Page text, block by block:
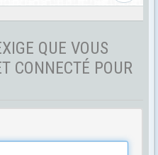
QUE VOUS
CONNECTÉ POUR